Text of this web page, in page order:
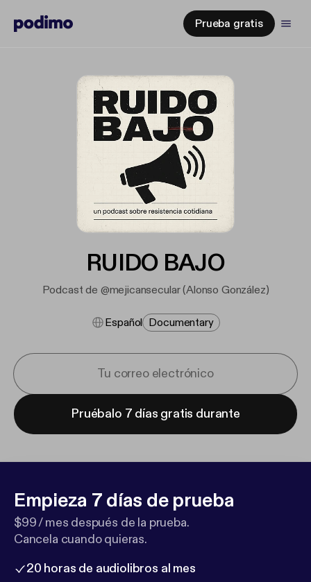
Prueba gratis
RUIDO BAJO
Podcast de @mejicansecular (Alonso González)
Español Documentary
Pruébalo 7 días gratis durante
Empieza 7 días de prueba
$99 / mes después de la prueba.
Cancela cuando quieras.
20 horas de audiolibros al mes